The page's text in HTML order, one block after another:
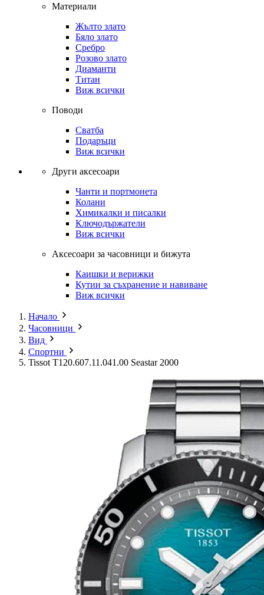
Материали
Жълто злато
Бяло злато
Сребро
Розово злато
Диаманти
Титан
Виж всички
Поводи
Сватба
Подаръци
Виж всички
Други аксесоари
Чанти и портмонета
Колани
Химикалки и писалки
Ключодържатели
Виж всички
Аксесоари за часовници и бижута
Каишки и верижки
Кутии за съхранение и навиване
Виж всички
Начало
Часовници
Вид
Спортни
Tissot T120.607.11.041.00 Seastar 2000